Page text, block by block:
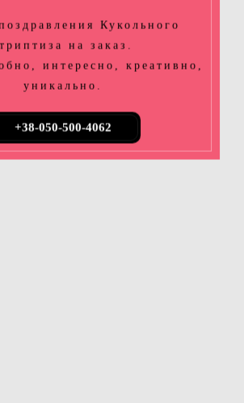
Кукольного
на заказ.
интересно, креативно,
уникально.
+38-050-500-4062